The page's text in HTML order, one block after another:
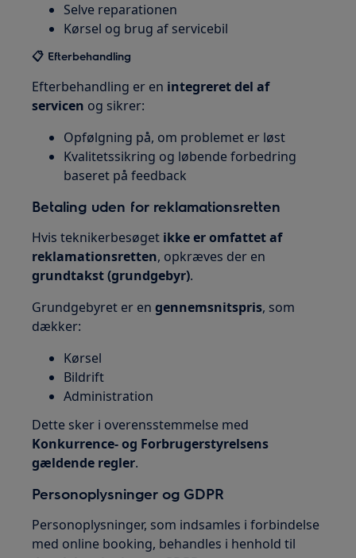
Selve reparationen
Kørsel og brug af servicebil
📋 Efterbehandling
Efterbehandling er en integreret del af
servicen og sikrer:
Opfølgning på, om problemet er løst
Kvalitetssikring og løbende forbedring
baseret på feedback
Betaling uden for reklamationsretten
Hvis teknikerbesøget ikke er omfattet af
reklamationsretten, opkræves der en
grundtakst (grundgebyr).
Grundgebyret er engennemsnitspris, som
dækker:
Kørsel
Bildrift
Administration
Dette sker i overensstemmelse med
Konkurrence- og Forbrugerstyrelsens
gældende regler.
Personoplysninger og GDPR
Personoplysninger, som indsamles i forbindelse
med online booking, behandles i henhold til